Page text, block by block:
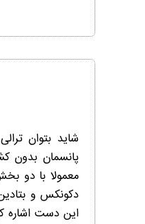
شاید بتوان
معمولا با دو
دکونکس و
این دست اشاره